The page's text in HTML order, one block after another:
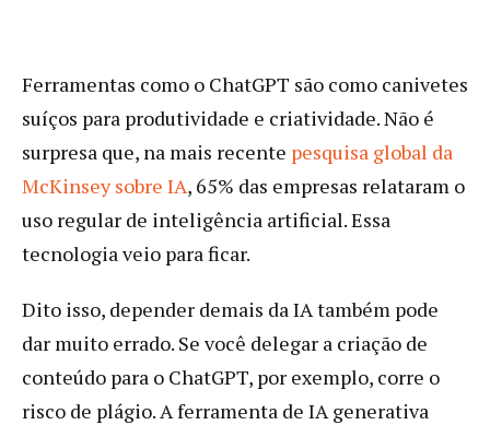
Ferramentas como o ChatGPT são como canivetes
suíços para produtividade e criatividade. Não é
surpresa que, na mais recente pesquisa global da
McKinsey sobre IA, 65% das empresas relataram o
uso regular de inteligência artificial. Essa
tecnologia veio para ficar.
Dito isso, depender demais da IA também pode
dar muito errado. Se você delegar a criação de
conteúdo para o ChatGPT, por exemplo, corre o
risco de plágio. A ferramenta de IA generativa